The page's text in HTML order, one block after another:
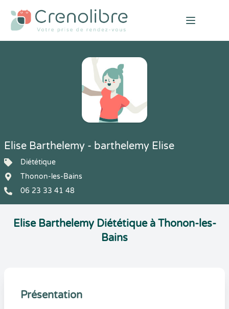
Open
Elise Barthelemy - barthelemy Elise
Diététique
Thonon-les-Bains
06 23 33 41 48
Elise Barthelemy Diététique à Thonon-les-
Bains
Présentation